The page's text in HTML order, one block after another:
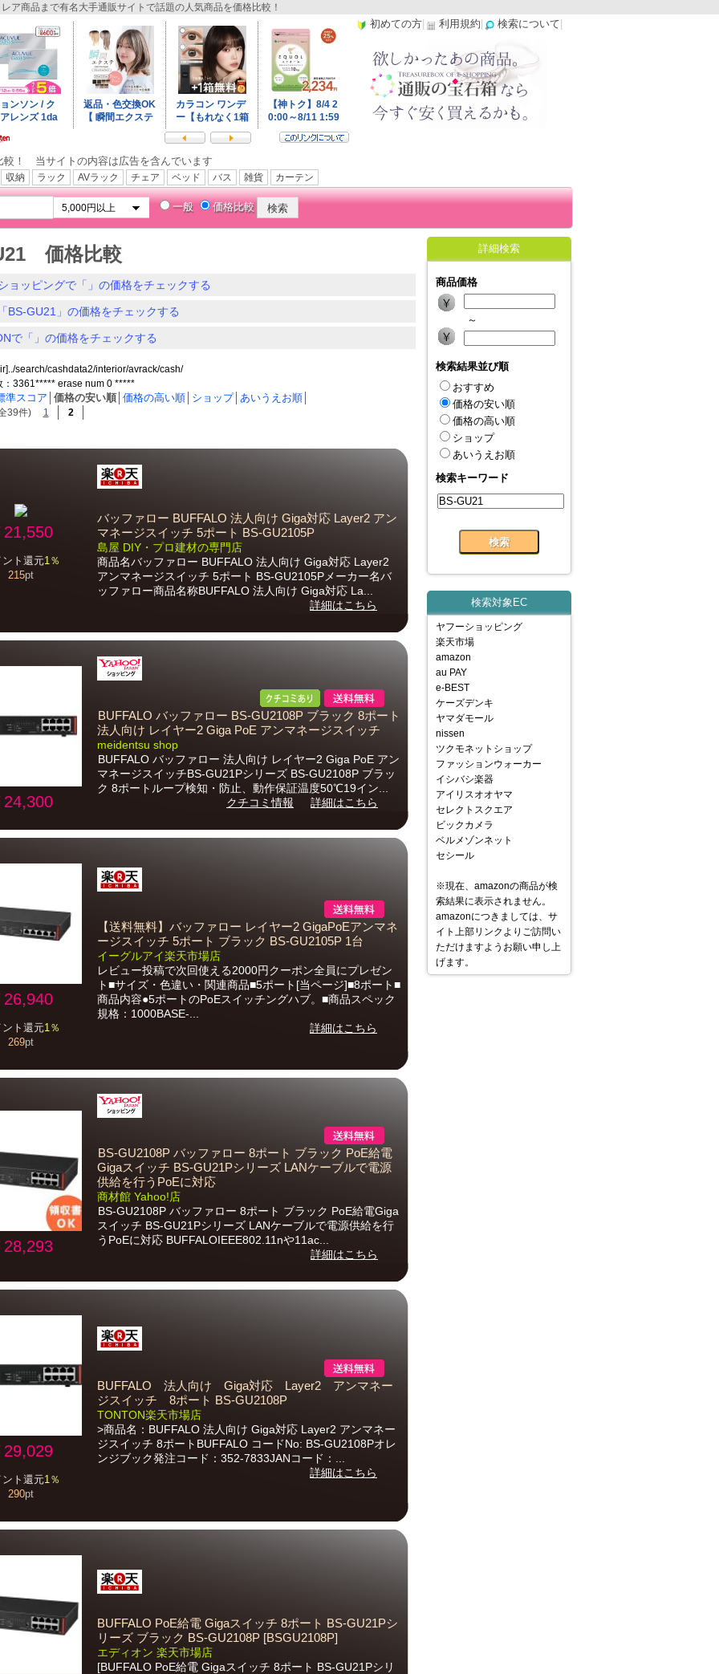
商品まで有名大手通販サイトで話題の人気商品を価格比較！
初めての方 利用規約 検索について
較！ 当サイトの内容は広告を含んでいます
収納 ラック AVラック チェア ベッド バス 雑貨 カーテン
一般 価格比較
価格比較
ョッピングで「」の価格をチェックする
BS-GU21」の価格をチェックする
で「」の価格をチェックする
search/cashdata2/interior/avrack/cash/
：3361***** erase num 0 *****
準スコア 価格の安い順 価格の高い順 ショップ│ あいうえお順
39件) 1 2
21,550
ト還元1％
215pt
バッファロー BUFFALO 法人向け Giga対応 Layer2 アン
マネージスイッチ 5ポート BS-GU2105P
島屋 DIY・プロ建材の専門店
商品名バッファロー BUFFALO 法人向け Giga対応 Layer2
アンマネージスイッチ 5ポート BS-GU2105Pメーカー名バ
ッファロー商品名称BUFFALO 法人向け Giga対応 La...
詳細はこちら
24,300
BUFFALO バッファロー BS-GU2108P ブラック 8ポート
法人向け レイヤー2 Giga PoE アンマネージスイッチ
meidentsu shop
BUFFALO バッファロー 法人向け レイヤー2 Giga PoE アン
マネージスイッチBS-GU21Pシリーズ BS-GU2108P ブラッ
ク 8ポートループ検知・防止、動作保証温度50℃19イン...
クチコミ情報
詳細はこちら
26,940
ト還元1％
269pt
【送料無料】バッファロー レイヤー2 GigaPoEアンマネ
ージスイッチ 5ポート ブラック BS-GU2105P 1台
イーグルアイ楽天市場店
レビュー投稿で次回使える2000円クーポン全員にプレゼン
ト■サイズ・色違い・関連商品■5ポート[当ページ]■8ポート■
商品内容●5ポートのPoEスイッチングハブ。■商品スペック
規格：1000BASE-...
詳細はこちら
28,293
BS-GU2108P バッファロー 8ポート ブラック PoE給電
Gigaスイッチ BS-GU21Pシリーズ LANケーブルで電源
供給を行うPoEに対応
商材館 Yahoo!店
BS-GU2108P バッファロー 8ポート ブラック PoE給電Giga
スイッチ BS-GU21Pシリーズ LANケーブルで電源供給を行
うPoEに対応 BUFFALOIEEE802.11nや11ac...
詳細はこちら
29,029
ト還元1％
290pt
BUFFALO 法人向け Giga対応 Layer2 アンマネー
ジスイッチ 8ポート BS-GU2108P
TONTON楽天市場店
>商品名：BUFFALO 法人向け Giga対応 Layer2 アンマネー
ジスイッチ 8ポートBUFFALO コードNo: BS-GU2108Pオレ
ンジブック発注コード：352-7833JANコード：...
詳細はこちら
BUFFALO PoE給電 Gigaスイッチ 8ポート BS-GU21Pシ
リーズ ブラック BS-GU2108P [BSGU2108P]
エディオン 楽天市場店
[BUFFALO PoE給電 Gigaスイッチ 8ポート BS-GU21Pシリ
詳細検索
商品価格
～
検索結果並び順
おすすめ
価格の安い順
価格の高い順
ショップ
あいうえお順
検索キーワード
検索対象EC
ヤフーショッピング
楽天市場
amazon
au PAY
e-BEST
ケーズデンキ
ヤマダモール
nissen
ツクモネットショップ
ファッションウォーカー
イシバシ楽器
アイリスオオヤマ
セレクトスクエア
ビックカメラ
ベルメゾンネット
セシール
※現在、amazonの商品が検
索結果に表示されません。
amazonにつきましては、サ
イト上部リンクよりご訪問い
ただけますようお願い申し上
げます。